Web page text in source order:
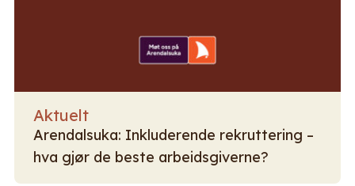
Aktuelt
Arendalsuka: Inkluderende rekruttering –
hva gjør de beste arbeidsgiverne?